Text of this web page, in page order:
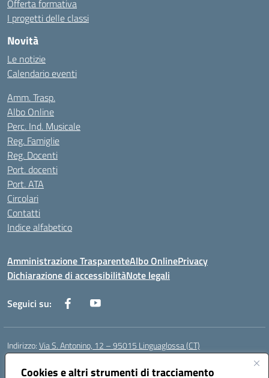
Cookies e altri strumenti di tracciamento
Offerta formativa
I progetti delle classi
Novità
Le notizie
Calendario eventi
Amm. Trasp.
Albo Online
Perc. Ind. Musicale
Reg. Famiglie
Reg. Docenti
Port. docenti
Port. ATA
Circolari
Contatti
Indice alfabetico
Amministrazione TrasparenteAlbo OnlinePrivacy
Dichiarazione di accessibilitàNote legali
Seguici su:
Indirizzo:Via S. Antonino, 12 – 95015 Linguaglossa (CT)
Centralino:
Posta elettronica certificata (PEC):ctic83200r@pec.istruzione.it